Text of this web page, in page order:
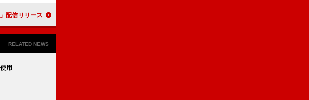
」配信リリース
RELATED NEWS
用